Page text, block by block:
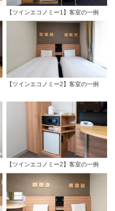
【ツインエコノミー1】客室の一例
【ツインエコノミー2】客室の一例
【ツインエコノミー2】客室の一例